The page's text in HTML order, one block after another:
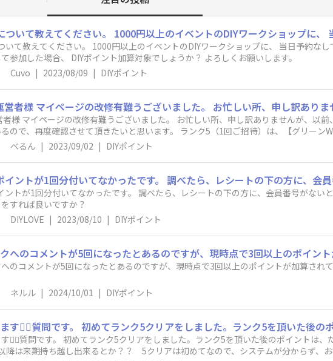
いて教えてください。 1000円以上のイベントのDIYワークショップに、 当日予約な
参加した場合、 DIYポイント加算対象でしょうか？ よろしくお願いします。
Cuvo | 2023/08/09 | DIYポイント
者様 マイページの改修有難うございました。 お忙しい所、申し訳ありませんが、以
ので、再度確認させて頂きたいと思います。 ランク5（1回ご招待）は、【グリーン
か？ ご回答の程、何卒宜しくお願い致します。
べるん | 2023/09/02 | DIYポイント
ントが1回分付いてなかったです。 調べたら、レシートの下の方に、会員番号がない
すれば良いですか？
DIYLOVE | 2023/08/10 | DIYポイント
のコメントが5回になったとあるのですが、現時点で3回以上のポイントが加算され
ネルル | 2024/10/01 | DIYポイント
🙇‍♀️質問です。 初めてランク5クリアをしました。ランク5を頂いた後のポイントは
降は来期持ち越し出来るとか？？ 5クリアは初めてなので、システムが分からず、